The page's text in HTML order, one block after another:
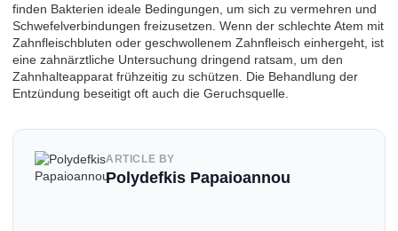
finden Bakterien ideale Bedingungen, um sich zu vermehren und
Schwefelverbindungen freizusetzen. Wenn der schlechte Atem mit
Zahnfleischbluten oder geschwollenem Zahnfleisch einhergeht, ist
eine zahnärztliche Untersuchung dringend ratsam, um den
Zahnhalteapparat frühzeitig zu schützen. Die Behandlung der
Entzündung beseitigt oft auch die Geruchsquelle.
ARTICLE BY
Polydefkis Papaioannou